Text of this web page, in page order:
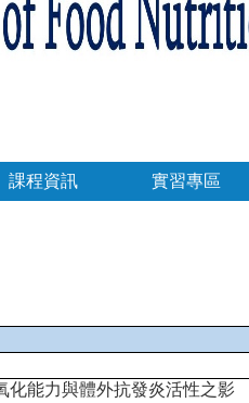
課程資訊 實習專區
化能力與體外抗發炎活性之影